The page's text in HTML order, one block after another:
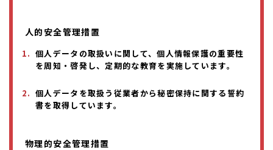
人的安全管理措置
個人データの取扱いに関して、個人情報保護の重要性
を周知・啓発し、定期的な教育を実施しています。
個人データを取扱う従業者から秘密保持に関する誓約
書を取得しています。
物理的安全管理措置